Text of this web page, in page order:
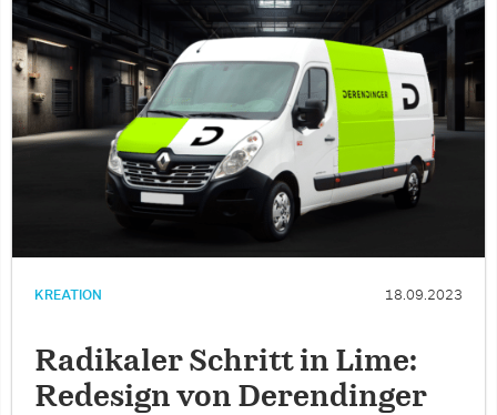
KREATION 18.09.2023
Radikaler Schritt in Lime:
Redesign von Derendinger